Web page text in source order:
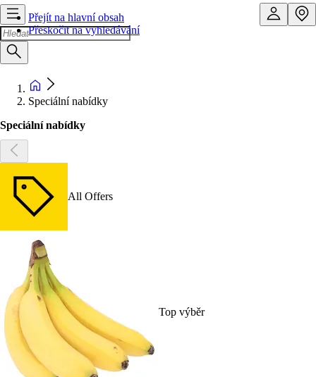
Přejít na hlavní obsah
Přeskočit na vyhledávání
Speciální nabídky
Speciální nabídky
All Offers
Top výběr